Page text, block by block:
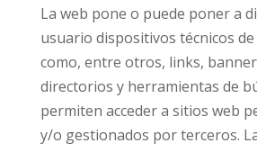
La web pone o puede poner a
usuario dispositivos técnicos de
como, entre otros, links,
directorios y herramientas de
permiten acceder a sitios web
y/o gestionados por terceros.